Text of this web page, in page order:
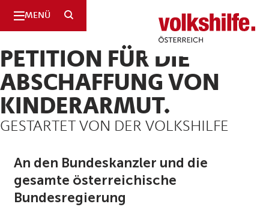
MENÜ SUCHE
Volkshilfe
Österreich
PETITION FÜR DIE
ABSCHAFFUNG VON
KINDERARMUT.
GESTARTET VON DER VOLKSHILFE
An den Bundeskanzler und die
gesamte österreichische
Bundesregierung